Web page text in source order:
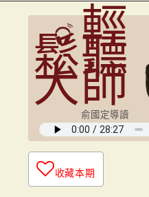
輕
鬆聽
大師
俞國定導讀
收藏本期